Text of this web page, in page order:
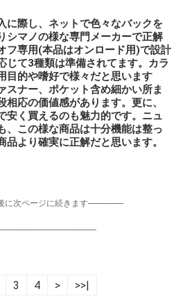
に際し、ネットで色々なバックを
シマノの様な専門メーカーで正解
フ専用(本品はオンロード用)で設計
じて3種類は準備されてます。カラ
目的や嗜好で様々だと思います
スナー、ポケット含め細かい所ま
応の価値感があります。更に、
安く買えるのも魅力的です。ニュ
、この様な商品は十分機能は整っ
より確実に正解だと思います。
に次ページに続きます-----------------
3 4 > >>|